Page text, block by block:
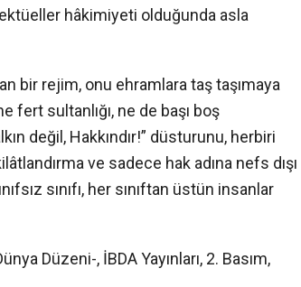
hâkimiyeti olduğunda asla
bir rejim, onu ehramlara taş taşımaya
fert sultanlığı, ne de başı boş
değil, Hakkındır!” düsturunu, herbiri
ve sadece hak adına nefs dışı
sınıfı, her sınıftan üstün insanlar
Düzeni-, İBDA Yayınları, 2. Basım,